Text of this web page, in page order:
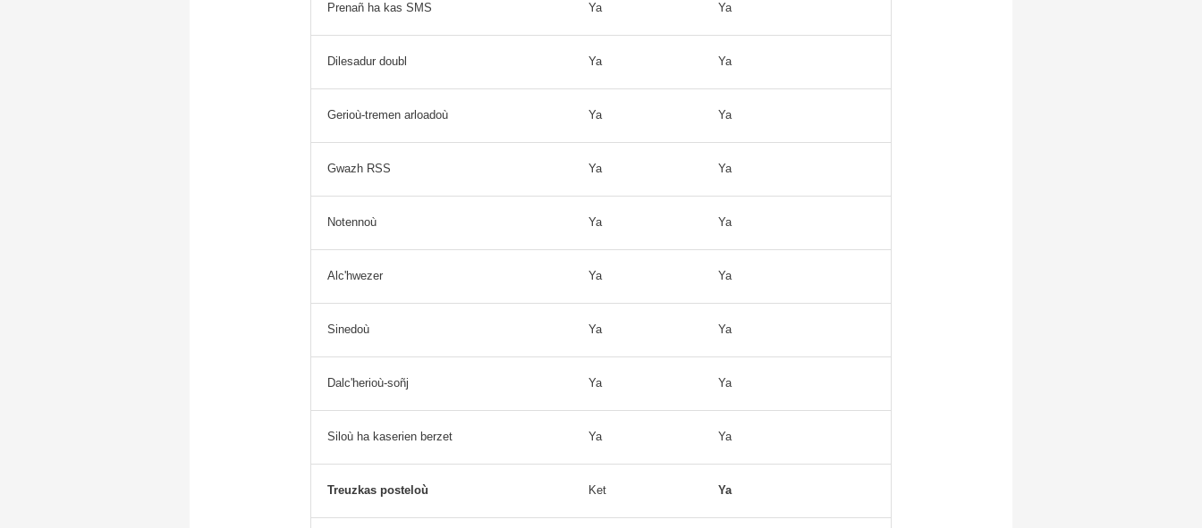
Prenañ ha kas SMS Ya Ya
Dilesadur doubl Ya Ya
Gerioù-tremen arloadoù Ya Ya
Gwazh RSS Ya Ya
Notennoù Ya Ya
Alc'hwezer Ya Ya
Sinedoù Ya Ya
Dalc'herioù-soñj Ya Ya
Siloù ha kaserien berzet Ya Ya
Treuzkas posteloù Ket Ya